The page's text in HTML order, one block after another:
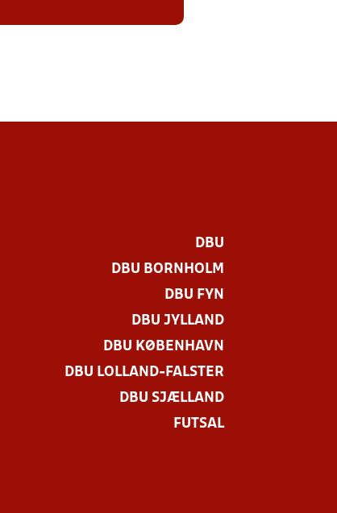
DBU
DBU BORNHOLM
DBU FYN
DBU JYLLAND
DBU KØBENHAVN
DBU LOLLAND-FALSTER
DBU SJÆLLAND
FUTSAL